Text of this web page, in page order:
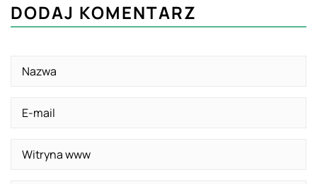
DODAJ KOMENTARZ